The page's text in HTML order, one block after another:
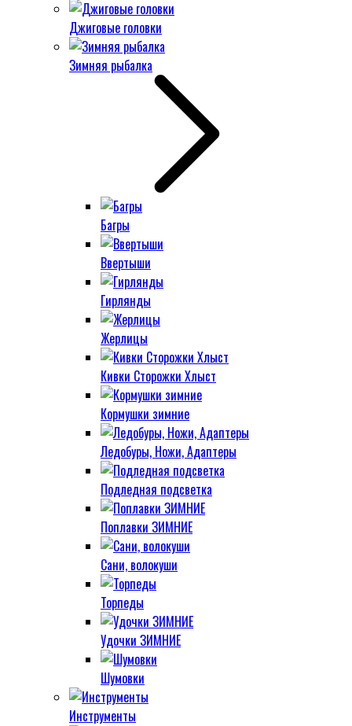
Джиговые головки
Зимняя рыбалка
Багры
Ввертыши
Гирлянды
Жерлицы
Кивки Сторожки Хлыст
Кормушки зимние
Ледобуры, Ножи, Адаптеры
Подледная подсветка
Поплавки ЗИМНИЕ
Сани, волокуши
Торпеды
Удочки ЗИМНИЕ
Шумовки
Инструменты